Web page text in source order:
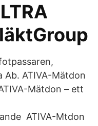
Ab. ATIVA-Mätdon
Mätdon – ett
ATIVA-Mtdon